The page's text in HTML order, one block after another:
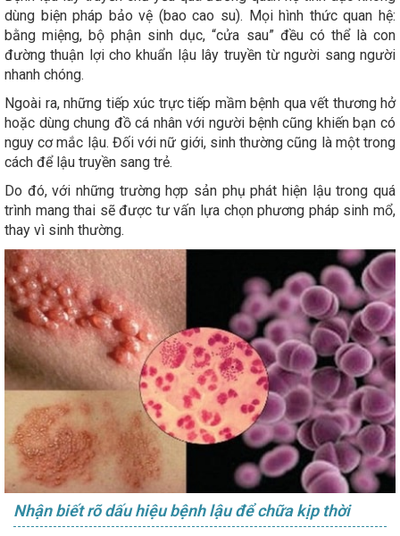
dùng biện pháp bảo vệ (bao cao su). Mọi hình thức quan hệ:
bằng miệng, bộ phận sinh dục, “cửa sau” đều có thể là con
đường thuận lợi cho khuẩn lậu lây truyền từ người sang người
nhanh chóng.
Ngoài ra, những tiếp xúc trực tiếp mầm bệnh qua vết thương hở
hoặc dùng chung đồ cá nhân với người bệnh cũng khiến bạn có
nguy cơ mắc lậu. Đối với nữ giới, sinh thường cũng là một trong
cách để lậu truyền sang trẻ.
Do đó, với những trường hợp sản phụ phát hiện lậu trong quá
trình mang thai sẽ được tư vấn lựa chọn phương pháp sinh mổ,
thay vì sinh thường.
Nhận biết rõ dấu hiệu bệnh lậu để chữa kịp thời